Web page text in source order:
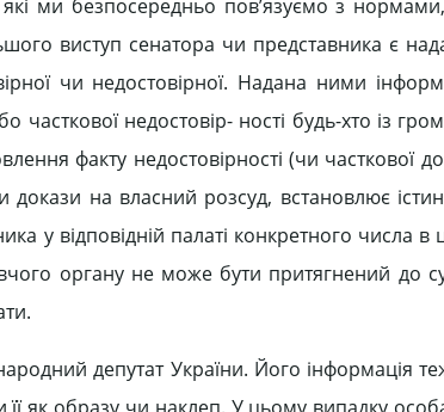
ми безпосередньо пов’язуємо з
виступ сенатора чи представника є
чи недостовірної. Надана ними
часткової недостовір- ності будь-хто із
факту недостовірності (чи часткової
докази на власний розсуд, встановлює
у відповідній палаті конкретного числа
органу не може бути притягнений до
депутат України. Його інформація